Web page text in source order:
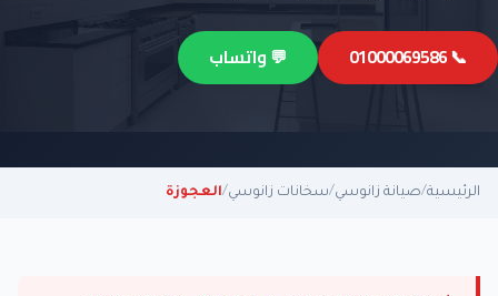
📞 01000069586 💬 واتساب
الرئيسية/صيانة زانوسي/سخانات زانوسي/العجوزة